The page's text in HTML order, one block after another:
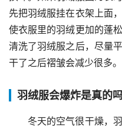
先把羽绒服挂在衣架上面
使衣服里的羽绒更加的蓬
清洗了羽绒服之后，尽量
干了之后褶皱会减少很多。
羽绒服会爆炸是真的
冬天的空气很干燥，